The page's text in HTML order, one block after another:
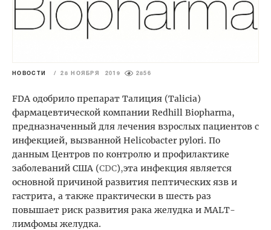
НОВОСТИ / 28 НОЯБРЯ 2019 2856
FDA одобрило препарат Талиция (Talicia)
фармацевтической компании Redhill Biopharma,
предназначенный для лечения взрослых пациентов с
инфекцией, вызванной Helicobacter pylori. По
данным Центров по контролю и профилактике
заболеваний США (CDC),эта инфекция является
основной причиной развития пептических язв и
гастрита, а также практически в шесть раз
повышает риск развития рака желудка и MALT-
лимфомы желудка.